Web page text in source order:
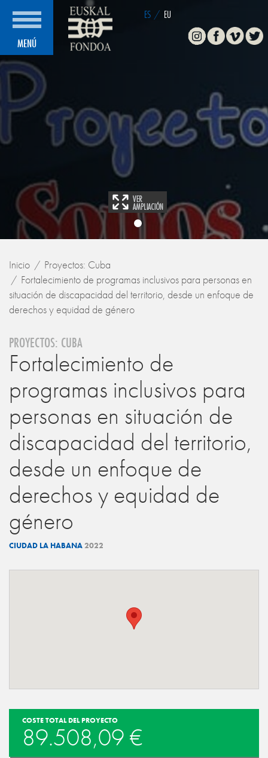
MENÚ
ES / EU
Inicio
Proyectos: Cuba
Fortalecimiento de programas inclusivos para personas en
situación de discapacidad del territorio, desde un enfoque de
derechos y equidad de género
PROYECTOS: CUBA
Fortalecimiento de
programas inclusivos para
personas en situación de
discapacidad del territorio,
desde un enfoque de
derechos y equidad de
género
CIUDAD LA HABANA2022
COSTE TOTAL DEL PROYECTO
89.508,09 €